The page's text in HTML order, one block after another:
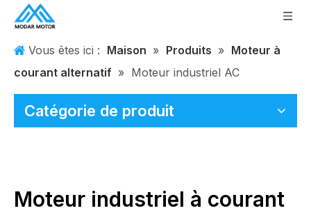
Vous êtes ici : Maison » Produits » Moteur à
courant alternatif » Moteur industriel AC
Catégorie de produit
Moteur industriel à courant